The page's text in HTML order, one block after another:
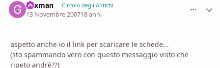
gexman Circolo degli Antichi
13 Novembre 200718 anni
aspetto anche io il link per scaricare le schede...
(sto spammando vero con questo messaggio visto che
ripeto andrè??)